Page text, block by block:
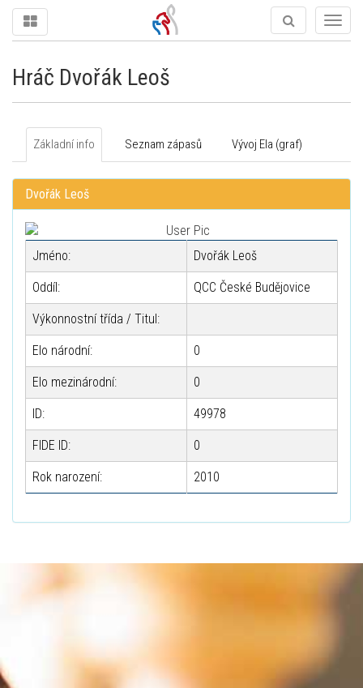
Hráč Dvořák Leoš
Základní info Seznam zápasů Vývoj Ela (graf)
Dvořák Leoš
Jméno: Dvořák Leoš
Oddíl: QCC České Budějovice
Výkonnostní třída / Titul:
Elo národní: 0
Elo mezinárodní: 0
ID: 49978
FIDE ID: 0
Rok narození: 2010